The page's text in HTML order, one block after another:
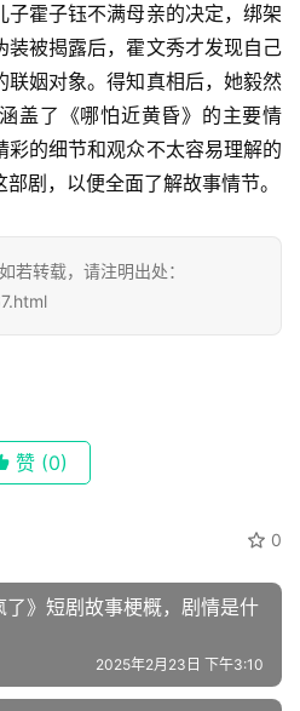
子霍子钰不满母亲的决定，绑架
装被揭露后，霍文秀才发现自己
联姻对象。得知真相后，她毅然
盖了《哪怕近黄昏》的主要情
的细节和观众不太容易理解的
剧，以便全面了解故事情节。
若转载，请注明出处：
赞 (0)
0
》短剧故事梗概，剧情是什
2025年2月23日 下午3:10